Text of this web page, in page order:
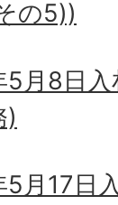
の5))
5月8日
)
5月17日